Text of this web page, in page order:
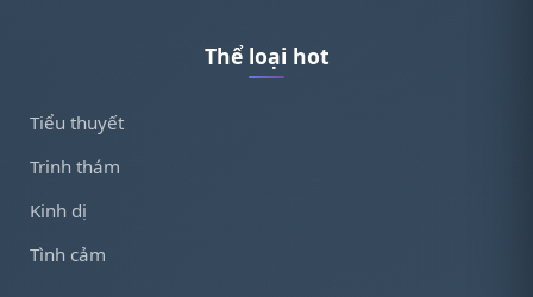
Thể loại hot
Tiểu thuyết
Trinh thám
Kinh dị
Tình cảm